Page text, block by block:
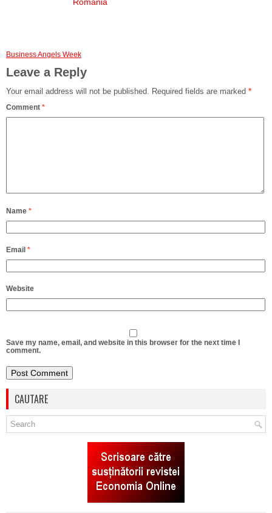
Business Angels Week
Leave a Reply
Your email address will not be published. Required fields are marked *
Comment *
Name *
Email *
Website
Save my name, email, and website in this browser for the next time I
comment.
CAUTARE